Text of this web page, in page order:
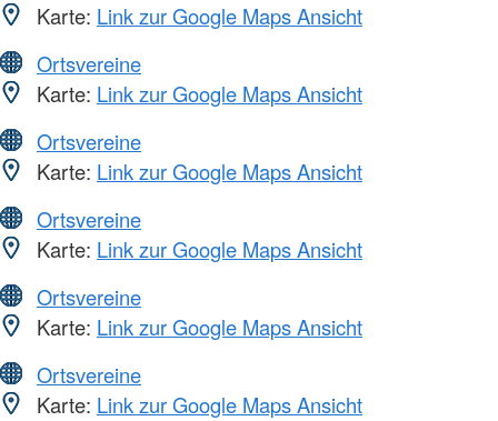
Karte: Link zur Google Maps Ansicht
Ortsvereine
Karte: Link zur Google Maps Ansicht
Ortsvereine
Karte: Link zur Google Maps Ansicht
Ortsvereine
Karte: Link zur Google Maps Ansicht
Ortsvereine
Karte: Link zur Google Maps Ansicht
Ortsvereine
Karte: Link zur Google Maps Ansicht